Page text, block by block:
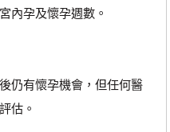
孕及懷孕週數。
有懷孕機會，但任何醫
估。